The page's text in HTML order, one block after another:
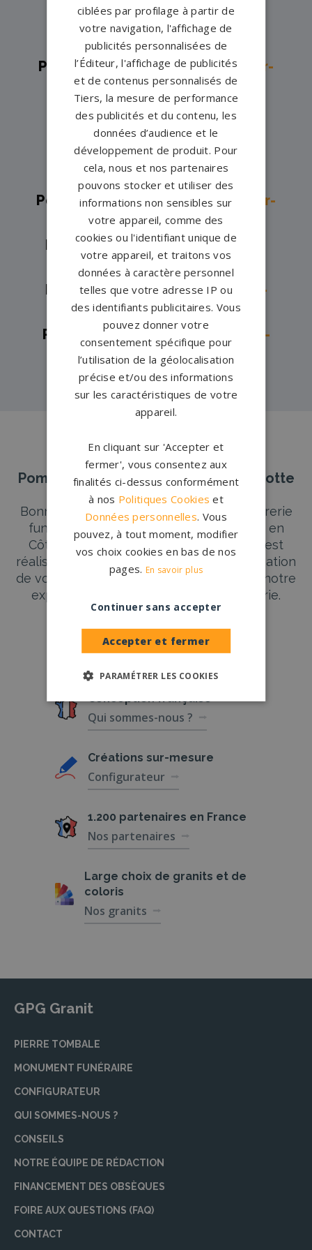
Pompes funèbres - Brazey-en-
Plaine→
Pompes funèbres - Châtillon-sur-
Seine→
Pompes funèbres -Chenôve→
Pompes funèbres - Dijon→
Pompes funèbres - Fontaine
Francaise→
Pompes funèbres - Mirebeau-Sur-
Bèze→
Pompes funèbres - Montbard→
Pompes funèbres -Nolay→
Pompes funèbres -Nuits-Saint-
Georges→
Pompes funèbres -
Venarey-les-
Laumes→
Pompes Funèbres et Marbrerie Bonnotte
Bonnotte à Fontaine-Française (21), marbrerie
funéraire spécialisée en pierre tombale en
Côte-d’Or. Chaque monument funéraire est
réalisé avec précision. Confiez-nous la création
de votre pierre tombale et bénéficiez de notre
expertise en pierre tombale et marbrerie.
Conceptionfrançaise
Qui sommes-nous ?
Créations sur-mesure
Configurateur
1.200 partenaires en France
Nos partenaires
Large choix de granits et de
coloris
Nos granits
GPG Granit
PIERRE TOMBALE
MONUMENT FUNÉRAIRE
CONFIGURATEUR
QUI SOMMES-NOUS ?
CONSEILS
NOTRE ÉQUIPE DE RÉDACTION
FINANCEMENT DES OBSÈQUES
FOIRE AUX QUESTIONS (FAQ)
CONTACT
ciblées par profilage à partir de
votre navigation, l'affichage de
publicités personnalisées de
l’Éditeur, l'affichage de publicités
et de contenus personnalisés de
Tiers, la mesure de performance
des publicités et du contenu, les
données d’audience et le
développement de produit. Pour
cela, nous et nos partenaires
pouvons stocker et utiliser des
informations non sensibles sur
votre appareil, comme des
cookies ou l'identifiant unique de
votre appareil, et traitons vos
données à caractère personnel
telles que votre adresse IP ou
des identifiants publicitaires. Vous
pouvez donner votre
consentement spécifique pour
l’utilisation de la géolocalisation
précise et/ou des informations
sur les caractéristiques de votre
appareil.
En cliquant sur 'Accepter et
fermer', vous consentez aux
finalités ci-dessus conformément
à nos Politiques Cookies et
Données personnelles. Vous
pouvez, à tout moment, modifier
vos choix cookies en bas de nos
pages. En savoir plus
Accepter et fermer
Continuer sans accepter
PARAMÉTRER LES COOKIES